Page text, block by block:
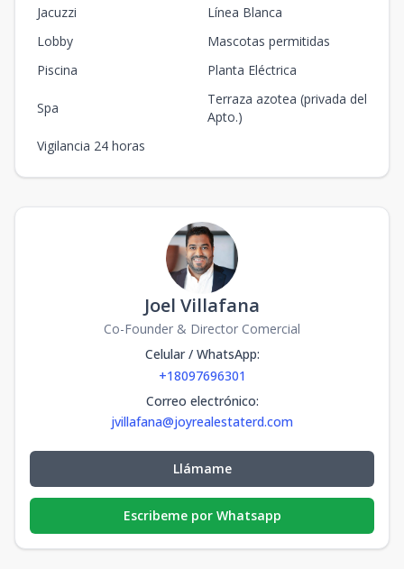
Jacuzzi
Línea Blanca
Lobby
Mascotas permitidas
Piscina
Planta Eléctrica
Spa
Terraza azotea (privada del
Apto.)
Vigilancia 24 horas
Joel Villafana
Co-Founder & Director Comercial
Celular / WhatsApp:
+18097696301
Correo electrónico:
jvillafana@joyrealestaterd.com
Llámame
Escribeme por Whatsapp